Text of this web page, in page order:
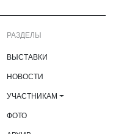
РАЗДЕЛЫ
ВЫСТАВКИ
НОВОСТИ
УЧАСТНИКАМ
ФОТО